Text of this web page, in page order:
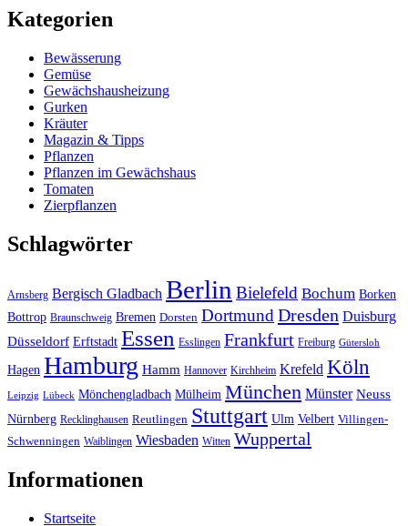
Kategorien
Bewässerung
Gemüse
Gewächshausheizung
Gurken
Kräuter
Magazin & Tipps
Pflanzen
Pflanzen im Gewächshaus
Tomaten
Zierpflanzen
Schlagwörter
Arnsberg Bergisch Gladbach Berlin Bielefeld Bochum Borken
Bottrop Braunschweig Bremen Dorsten Dortmund Dresden Duisburg
Düsseldorf Erftstadt Essen Esslingen Frankfurt Freiburg Gütersloh
Hagen Hamburg Hamm Hannover Kirchheim Krefeld Köln
Leipzig Lübeck Mönchengladbach Mülheim München Münster Neuss
Nürnberg Recklinghausen Reutlingen Stuttgart Ulm Velbert Villingen-
Schwenningen Waiblingen Wiesbaden Witten Wuppertal
Informationen
Startseite